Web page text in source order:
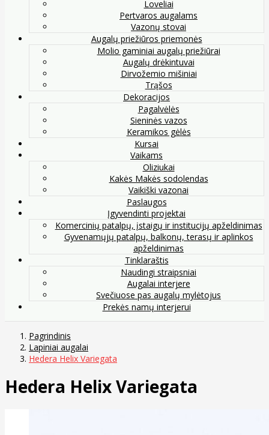
Loveliai
Pertvaros augalams
Vazonų stovai
Augalų priežiūros priemonės
Molio gaminiai augalų priežiūrai
Augalų drėkintuvai
Dirvožemio mišiniai
Trąšos
Dekoracijos
Pagalvėlės
Sieninės vazos
Keramikos gėlės
Kursai
Vaikams
Oliziukai
Kakės Makės sodolendas
Vaikiški vazonai
Paslaugos
Įgyvendinti projektai
Komercinių patalpų, įstaigų ir institucijų apželdinimas
Gyvenamųjų patalpų, balkonų, terasų ir aplinkos
apželdinimas
Tinklaraštis
Naudingi straipsniai
Augalai interjere
Svečiuose pas augalų mylėtojus
Prekės namų interjerui
Pagrindinis
Lapiniai augalai
Hedera Helix Variegata
Hedera Helix Variegata